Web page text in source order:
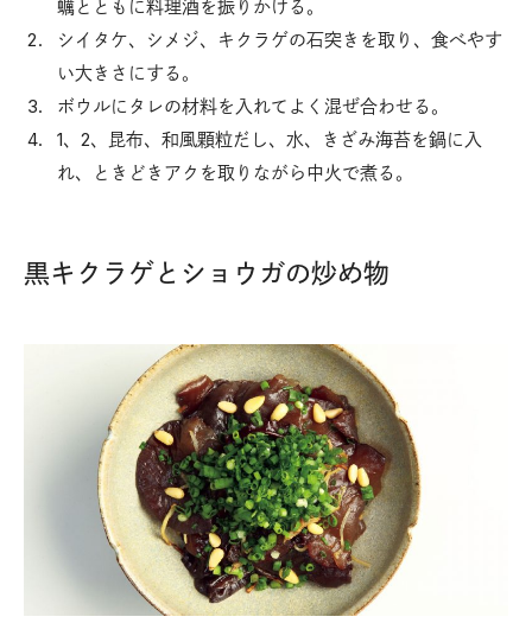
蠣とともに料理酒を振りかける。
シイタケ、シメジ、キクラゲの石突きを取り、食べやす
い大きさにする。
ボウルにタレの材料を入れてよく混ぜ合わせる。
1、2、昆布、和風顆粒だし、水、きざみ海苔を鍋に入
れ、ときどきアクを取りながら中火で煮る。
黒キクラゲとショウガの炒め物